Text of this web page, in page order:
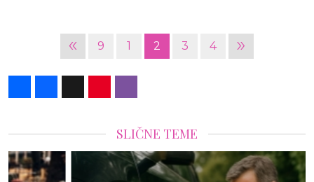
« 9 1 2 3 4 »
SLIČNE TEME